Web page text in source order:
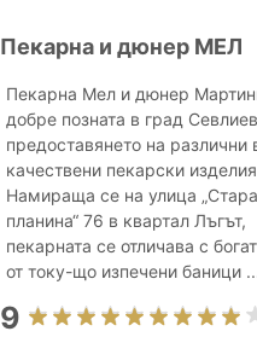
Пекарна и дюнер МЕЛ
Пекарна Мел и дюнер
добре позната в град
предоставянето на различни
качествени пекарски
Намираща се на улица „Стара
планина“ 76 в квартал Лъгът,
пекарната се отличава с
от току-що изпечени баници
9